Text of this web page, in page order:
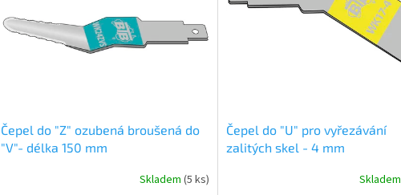
Čepel do "Z" ozubená broušená do
"V"- délka 150 mm
Skladem (5 ks)
Čepel do "U" pro vyřezávání
zalitých skel - 4 mm
Skladem